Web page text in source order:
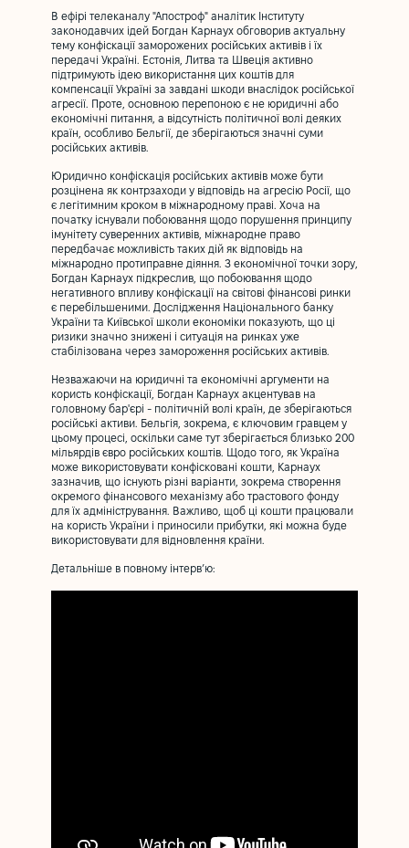
В ефірі телеканалу "Апостроф" аналітик Інституту
законодавчих ідей Богдан Карнаух обговорив актуальну
тему конфіскації заморожених російських активів і їх
передачі Україні. Естонія, Литва та Швеція активно
підтримують ідею використання цих коштів для
компенсації Україні за завдані шкоди внаслідок російської
агресії. Проте, основною перепоною є не юридичні або
економічні питання, а відсутність політичної волі деяких
країн, особливо Бельгії, де зберігаються значні суми
російських активів.
Юридично конфіскація російських активів може бути
розцінена як контрзаходи у відповідь на агресію Росії, що
є легітимним кроком в міжнародному праві. Хоча на
початку існували побоювання щодо порушення принципу
імунітету суверенних активів, міжнародне право
передбачає можливість таких дій як відповідь на
міжнародно протиправне діяння. З економічної точки зору,
Богдан Карнаух підкреслив, що побоювання щодо
негативного впливу конфіскації на світові фінансові ринки
є перебільшеними. Дослідження Національного банку
України та Київської школи економіки показують, що ці
ризики значно знижені і ситуація на ринках уже
стабілізована через замороження російських активів.
Незважаючи на юридичні та економічні аргументи на
користь конфіскації, Богдан Карнаух акцентував на
головному бар'єрі - політичній волі країн, де зберігаються
російські активи. Бельгія, зокрема, є ключовим гравцем у
цьому процесі, оскільки саме тут зберігається близько 200
мільярдів євро російських коштів. Щодо того, як Україна
може використовувати конфісковані кошти, Карнаух
зазначив, що існують різні варіанти, зокрема створення
окремого фінансового механізму або трастового фонду
для їх адміністрування. Важливо, щоб ці кошти працювали
на користь України і приносили прибутки, які можна буде
використовувати для відновлення країни.
Детальніше в повному інтервʼю: